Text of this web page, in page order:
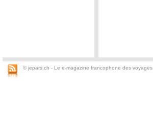
© jepars.ch - Le e-magazine francophone des voyages